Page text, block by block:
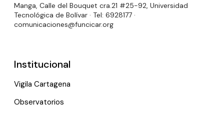
Manga, Calle del Bouquet cra.21 #25-92, Universidad
Tecnológica de Bolívar · Tel: 6928177 ·
comunicaciones@funcicar.org
Institucional
Vigila Cartagena
Observatorios